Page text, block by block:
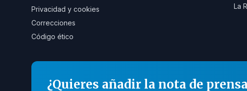
Privacidad y cookies
Correcciones
Código ético
La
¿Quieres añadir la nota de